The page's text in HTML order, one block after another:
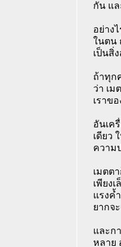
กัน แล
อย่าง
ในตน
เป็นสิ่
ถ้าทุก
ว่า เ
เราข
อันเค
เดียว
ความ
เมตต
เพียง
แรงค้
ยากจ
และก
หลาย